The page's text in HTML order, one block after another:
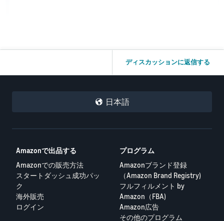
ディスカッションに返信する
日本語
Amazonで出品する
Amazonでの販売方法
スタートダッシュ成功パッ
ク
海外販売
ログイン
プログラム
Amazonブランド登録
（Amazon Brand Registry)
フルフィルメント by
Amazon（FBA)
Amazon広告
その他のプログラム